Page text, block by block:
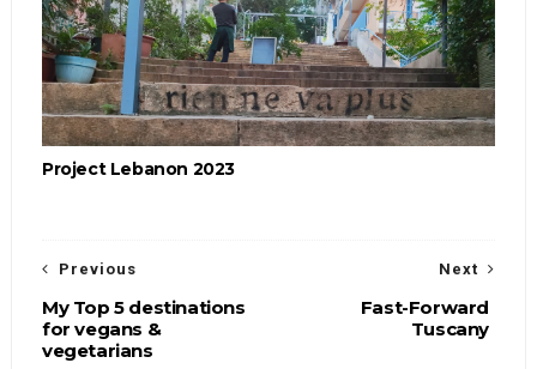
Project Lebanon 2023
Next
Fast-Forward
Tuscany
Previous
My Top 5 destinations
for vegans &
vegetarians